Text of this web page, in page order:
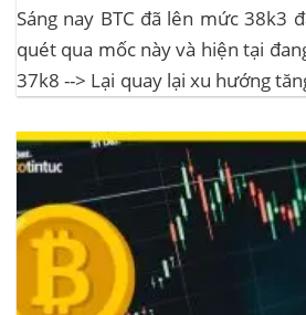
Sáng nay BTC đã lên mức 38k3
quét qua mốc này và hiện tại
37k8 --> Lại quay lại xu hướng
một nửa Bitcoin làm...